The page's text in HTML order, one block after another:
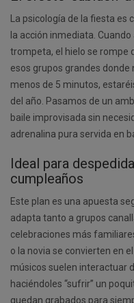
La psicología de la fiesta
la acción inmediata.
trompeta, el hielo se rompe
esos grupos grandes donde
menos de 5 minutos,
del año. Pasamos de un
baile improvisada sin
adrenalina pura servida en
Ideal para
cumpleaños
Este plan es una apuesta
adapta tanto a grupos
celebraciones más
o la novia se convierten en
músicos suelen interactuar
haciéndoles “sufrir” un
quedan grabados para